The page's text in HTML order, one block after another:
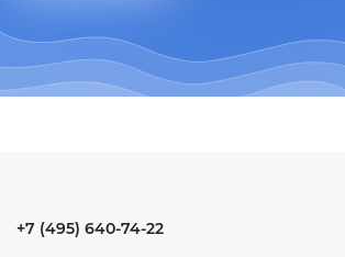
+7 (495) 640-74-22